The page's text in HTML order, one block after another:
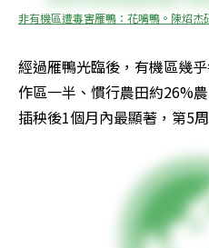
非有機區遭毒害雁鴨：花嘴鴨。陳炤杰
經過雁鴨光臨後，有機區幾
作區一半、慣行農田約26%
插秧後1個月內最顯著，第5